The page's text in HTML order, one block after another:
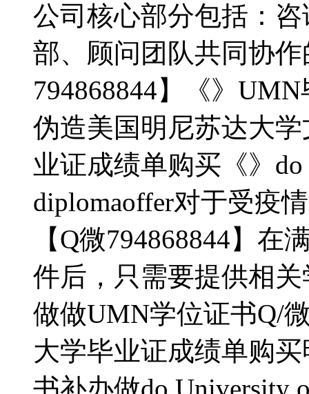
公司核心部分包括：
部、顾问团队共同协
794868844】《》
伪造美国明尼苏达大
业证成绩单购买《》
diplomaoffer对于受疫
【Q微794868844】
件后，只需要提供相
做做UMN学位证书Q/
大学毕业证成绩单购